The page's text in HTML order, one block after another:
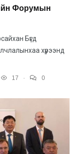
Форумын
Бүгд
хүрээнд
17 . 0